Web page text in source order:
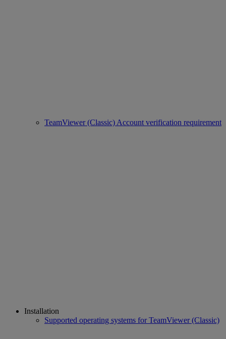
TeamViewer (Classic) Account verification requirement
Installation
Supported operating systems for TeamViewer (Classic)